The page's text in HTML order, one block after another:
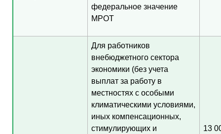
федеральное значение
МРОТ
Для работников
внебюджетного сектора
экономики (без учета
выплат за работу в
местностях с особыми
климатическими условиями,
иных компенсационных,
стимулирующих и
13